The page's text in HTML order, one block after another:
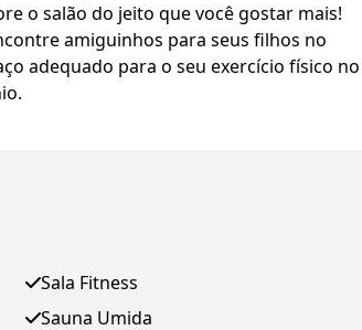
o salão do jeito que você gostar mais!
amiguinhos para seus filhos no
adequado para o seu exercício físico no
Sala Fitness
Sauna Umida